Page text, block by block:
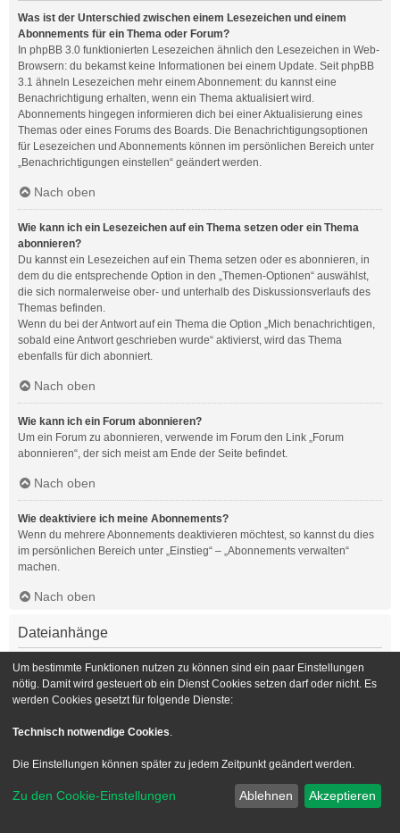
Was ist der Unterschied zwischen einem Lesezeichen und einem
Abonnements für ein Thema oder Forum?
In phpBB 3.0 funktionierten Lesezeichen ähnlich den Lesezeichen in Web-
Browsern: du bekamst keine Informationen bei einem Update. Seit phpBB
3.1 ähneln Lesezeichen mehr einem Abonnement: du kannst eine
Benachrichtigung erhalten, wenn ein Thema aktualisiert wird.
Abonnements hingegen informieren dich bei einer Aktualisierung eines
Themas oder eines Forums des Boards. Die Benachrichtigungsoptionen
für Lesezeichen und Abonnements können im persönlichen Bereich unter
„Benachrichtigungen einstellen“ geändert werden.
Nach oben
Wie kann ich ein Lesezeichen auf ein Thema setzen oder ein Thema
abonnieren?
Du kannst ein Lesezeichen auf ein Thema setzen oder es abonnieren, in
dem du die entsprechende Option in den „Themen-Optionen“ auswählst,
die sich normalerweise ober- und unterhalb des Diskussionsverlaufs des
Themas befinden.
Wenn du bei der Antwort auf ein Thema die Option „Mich benachrichtigen,
sobald eine Antwort geschrieben wurde“ aktivierst, wird das Thema
ebenfalls für dich abonniert.
Nach oben
Wie kann ich ein Forum abonnieren?
Um ein Forum zu abonnieren, verwende im Forum den Link „Forum
abonnieren“, der sich meist am Ende der Seite befindet.
Nach oben
Wie deaktiviere ich meine Abonnements?
Wenn du mehrere Abonnements deaktivieren möchtest, so kannst du dies
im persönlichen Bereich unter „Einstieg“ – „Abonnements verwalten“
machen.
Nach oben
Dateianhänge
Welche Dateianhänge sind in diesem Forum zulässig?
Die Board-Administration kann bestimmte Dateitypen zulassen oder
verbieten. Falls du dir nicht sicher bist, welche Dateitypen du anhängen
Administration.
Nach oben
Kann ich eine Übersicht all meiner Dateianhänge erhalten?
Um eine Liste all deiner Dateianhänge zu erhalten, gehe in den
Um bestimmte Funktionen nutzen zu können sind ein paar Einstellungen
nötig. Damit wird gesteuert ob ein Dienst Cookies setzen darf oder nicht. Es
werden Cookies gesetzt für folgende Dienste:
Technisch notwendige Cookies.
Die Einstellungen können später zu jedem Zeitpunkt geändert werden.
Zu den Cookie-Einstellungen Ablehnen Akzeptieren